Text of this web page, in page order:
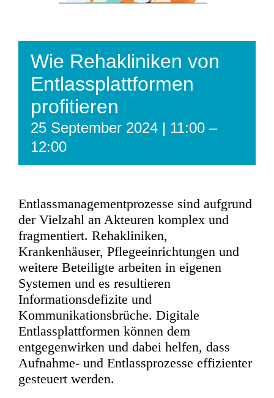
Wie Rehakliniken von
Entlassplattformen
profitieren
25 September 2024 | 11:00 –
12:00
Entlassmanagementprozesse sind aufgrund
der Vielzahl an Akteuren komplex und
fragmentiert. Rehakliniken,
Krankenhäuser, Pflegeeinrichtungen und
weitere Beteiligte arbeiten in eigenen
Systemen und es resultieren
Informationsdefizite und
Kommunikationsbrüche. Digitale
Entlassplattformen können dem
entgegenwirken und dabei helfen, dass
Aufnahme- und Entlassprozesse effizienter
gesteuert werden.